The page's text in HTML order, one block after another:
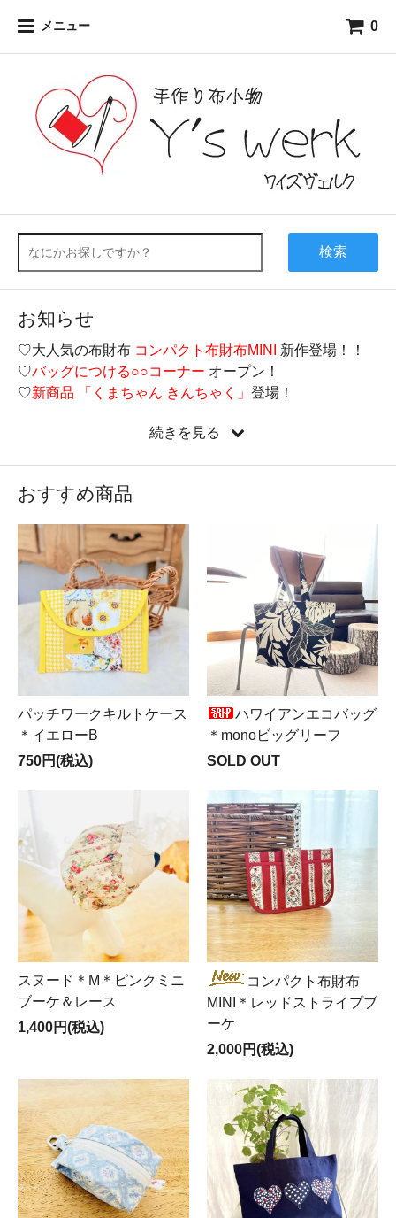
メニュー 0
検索
お知らせ
♡大人気の布財布 コンパクト布財布MINI 新作登場！！
♡バッグにつける○○コーナー オープン！
♡新商品 「くまちゃん きんちゃく」 登場！
♡遂に来ました！LIBERTY全品半額SALE実施中
続きを見る
おすすめ商品
パッチワークキルトケース
＊イエローB
750円(税込)
ハワイアンエコバッグ
＊monoビッグリーフ
SOLD OUT
スヌード＊M＊ピンクミニ
ブーケ＆レース
1,400円(税込)
コンパクト布財布
MINI＊レッドストライプブ
ーケ
2,000円(税込)